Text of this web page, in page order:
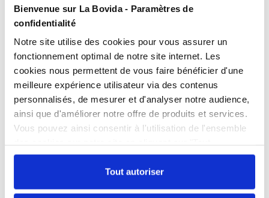
Bienvenue sur La Bovida - Paramètres de
confidentialité
Notre site utilise des cookies pour vous assurer un
fonctionnement optimal de notre site internet. Les
cookies nous permettent de vous faire bénéficier d'une
meilleure expérience utilisateur via des contenus
personnalisés, de mesurer et d'analyser notre audience,
ainsi que d'améliorer notre offre de produits et services.
Vous pouvez ainsi consentir à l'utilisation de l'ensemble
autoriser". Cependant, si vous ne souhaitez autoriser que
certains types de cookies, veuillez cliquer sur
"Personnaliser mes choix".
Tout autoriser
50 heures d'autonomie, permettant ainsi un
fonctionnement sans interruption pendant plus
d'une semaine de travail. Son adaptateur
universel 100-240 V garantit une alimentation
fiable et sûre, y compris dans les
environnements humides.
Simplicité d'utilisation
facile d'utilisationet simplifie les actions de
pesage des professionnels des métiers de